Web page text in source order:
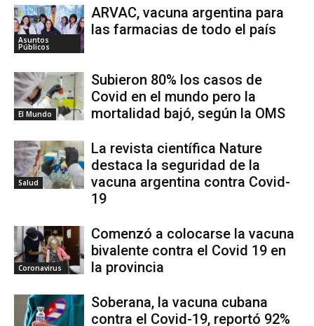
Asuntos
Públicos
ARVAC, vacuna argentina para
las farmacias de todo el país
El Mundo
Subieron 80% los casos de
Covid en el mundo pero la
mortalidad bajó, según la OMS
Salud
La revista científica Nature
destaca la seguridad de la
vacuna argentina contra Covid-
19
Coronavirus
Comenzó a colocarse la vacuna
bivalente contra el Covid 19 en
la provincia
Soberana, la vacuna cubana
contra el Covid-19, reportó 92%